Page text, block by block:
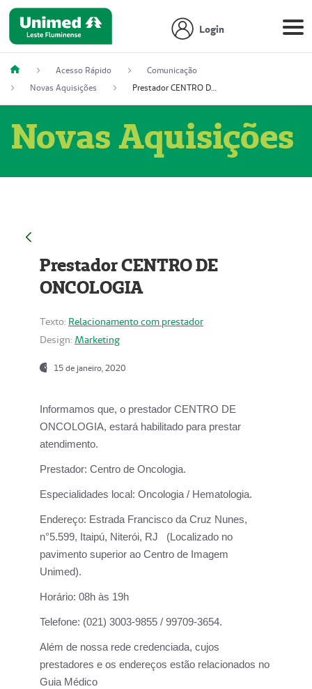
Login
Acesso Rápido
Comunicação
Novas Aquisições
Prestador CENTRO DE ONCOLOGIA
Novas Aquisições
Prestador CENTRO DE
ONCOLOGIA
Texto: Relacionamento com prestador
Design: Marketing
15 de janeiro, 2020
Informamos que, o prestador CENTRO DE
ONCOLOGIA, estará habilitado para prestar
atendimento.
Prestador: Centro de Oncologia.
Especialidades local: Oncologia / Hematologia.
Endereço: Estrada Francisco da Cruz Nunes,
n°5.599, Itaipú, Niterói, RJ (Localizado no
pavimento superior ao Centro de Imagem
Unimed).
Horário: 08h às 19h
Telefone: (021) 3003-9855 / 99709-3654.
Além de nossa rede credenciada, cujos
prestadores e os endereços estão relacionados no
Guia Médico